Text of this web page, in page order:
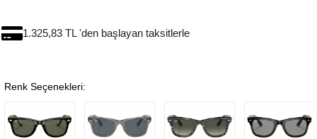
1.325,83 TL 'den başlayan taksitlerle
Renk Seçenekleri: